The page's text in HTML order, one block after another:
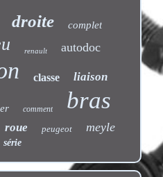
droite complet
renault autodoc
classe liaison
comment bras
roue peugeot meyle
série